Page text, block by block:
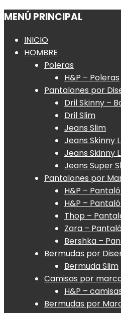
MENÚ PRINCIPAL
INICIO
HOMBRE
Poleras
H&P – Poleras
Pantalones por
Dril Skinny –
Dril Slim
Jeans Slim
Jeans Skinny
Jeans Skinny
Jeans Super
Pantalones por
H&P –
H&P –
Thop –
Zara –
Bershka –
Bermudas por
Bermuda Slim
Camisas por
H&P –
Bermudas por